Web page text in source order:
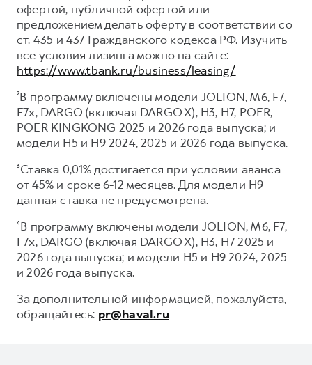
офертой, публичной офертой или
предложением делать оферту в соответствии со
ст. 435 и 437 Гражданского кодекса РФ. Изучить
все условия лизинга можно на сайте:
https://www.tbank.ru/business/leasing/
²В программу включены модели JOLION, M6, F7,
F7x, DARGO (включая DARGO X), H3, H7, POER,
POER KINGKONG 2025 и 2026 года выпуска; и
модели H5 и H9 2024, 2025 и 2026 года выпуска.
³Ставка 0,01% достигается при условии аванса
от 45% и сроке 6-12 месяцев. Для модели H9
данная ставка не предусмотрена.
⁴В программу включены модели JOLION, M6, F7,
F7x, DARGO (включая DARGO X), H3, H7 2025 и
2026 года выпуска; и модели H5 и H9 2024, 2025
и 2026 года выпуска.
За дополнительной информацией, пожалуйста,
обращайтесь: pr@haval.ru